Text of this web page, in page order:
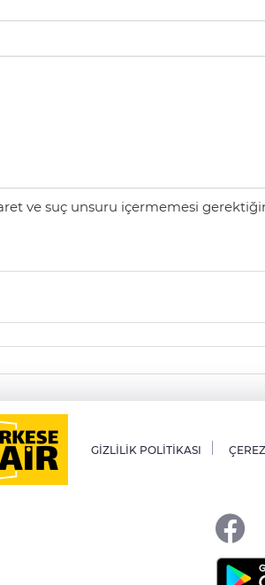
ve suç unsuru içermemesi
GİZLİLİK POLİTİKASI